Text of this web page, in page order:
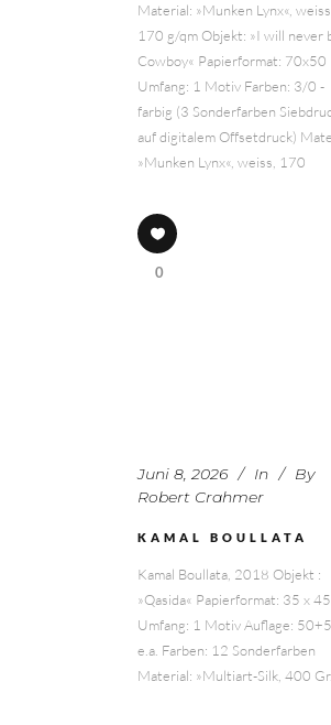
Material: »Munken Lynx«,
170 g/qm Objekt: »I will never
Cowboy« Papierformat: 70x50
Umfang: 1 Motiv Farben: 3/0 -
farbig (3 Sonderfarben
auf digitalem Offsetdruck)
»Munken Lynx«, weiss, 170
0
Juni 8, 2026 In
By
Robert Crahmer
KAMAL BOULLATA
Kamal Boullata, 2018 Objekt :
»Qasida« Papierformat: 35 x 45
Umfang: 1 Motiv Auflage: 50+5
e.a. Farben: 12 Sonderfarben
Material: »Multiart-Silk, 400 Gr.